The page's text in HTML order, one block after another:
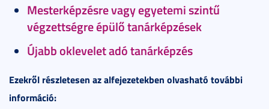
Mesterképzésre vagy egyetemi szintű
végzettségre épülő tanárképzések
Újabb oklevelet adó tanárképzés
Ezekről részletesen az alfejezetekben olvasható további
információ: